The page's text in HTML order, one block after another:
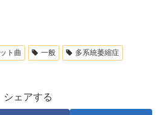
ト曲 一般
多系統萎縮症
シェアする